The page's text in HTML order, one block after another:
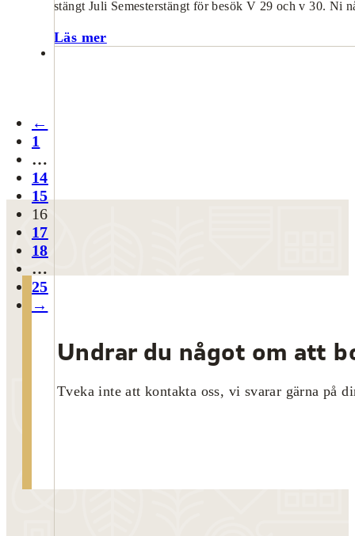
stängt Juli Semesterstängt för besök V 29 och v 30.
Läs mer
←
1
…
14
15
16
17
18
…
25
→
Undrar du något om att
Tveka inte att kontakta oss, vi svarar gärna på